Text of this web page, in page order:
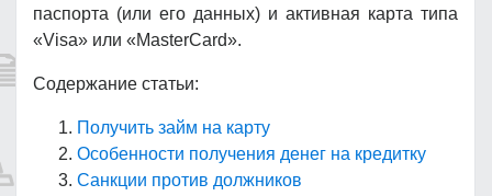
паспорта (или его данных) и активная карта типа
«Visa» или «MasterCard».
Содержание статьи:
Получить займ на карту
Особенности получения денег на кредитку
Санкции против должников